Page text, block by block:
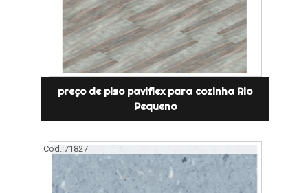
preço de piso paviflex para cozinha Rio
Pequeno
Cod.:71827